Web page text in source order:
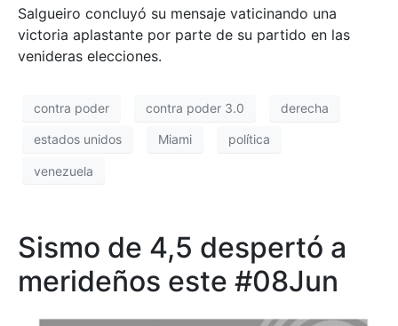
Salgueiro concluyó su mensaje vaticinando una
victoria aplastante por parte de su partido en las
venideras elecciones.
contra poder contra poder 3.0 derecha
estados unidos Miami política
venezuela
Sismo de 4,5 despertó a
merideños este #08Jun